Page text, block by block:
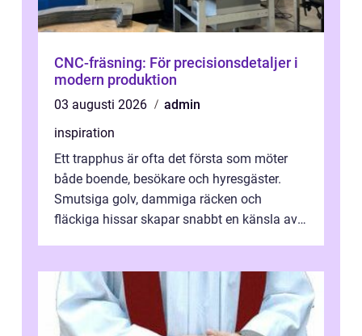
CNC-fräsning: För precisionsdetaljer i
modern produktion
03 augusti 2026
admin
inspiration
Ett trapphus är ofta det första som möter
både boende, besökare och hyresgäster.
Smutsiga golv, dammiga räcken och
fläckiga hissar skapar snabbt en känsla av